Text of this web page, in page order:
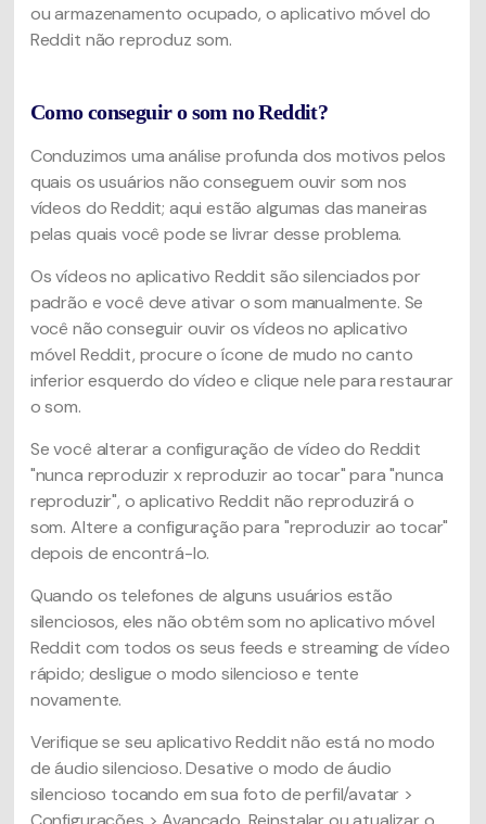
ou armazenamento ocupado, o aplicativo móvel do
Reddit não reproduz som.
Como conseguir o som no Reddit?
Conduzimos uma análise profunda dos motivos pelos
quais os usuários não conseguem ouvir som nos
vídeos do Reddit; aqui estão algumas das maneiras
pelas quais você pode se livrar desse problema.
Os vídeos no aplicativo Reddit são silenciados por
padrão e você deve ativar o som manualmente. Se
você não conseguir ouvir os vídeos no aplicativo
móvel Reddit, procure o ícone de mudo no canto
inferior esquerdo do vídeo e clique nele para restaurar
o som.
Se você alterar a configuração de vídeo do Reddit
"nunca reproduzir x reproduzir ao tocar" para "nunca
reproduzir", o aplicativo Reddit não reproduzirá o
som. Altere a configuração para "reproduzir ao tocar"
depois de encontrá-lo.
Quando os telefones de alguns usuários estão
silenciosos, eles não obtêm som no aplicativo móvel
Reddit com todos os seus feeds e streaming de vídeo
rápido; desligue o modo silencioso e tente
novamente.
Verifique se seu aplicativo Reddit não está no modo
de áudio silencioso. Desative o modo de áudio
silencioso tocando em sua foto de perfil/avatar >